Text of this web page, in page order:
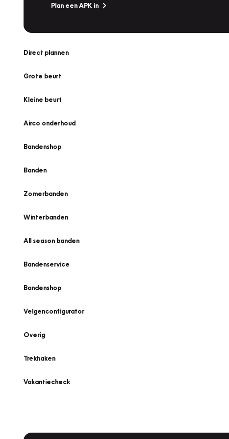
Plan een APK in
Direct plannen
Grote beurt
Kleine beurt
Airco onderhoud
Bandenshop
Banden
Zomerbanden
Winterbanden
All season banden
Bandenservice
Bandenshop
Velgenconfigurator
Overig
Trekhaken
Vakantiecheck